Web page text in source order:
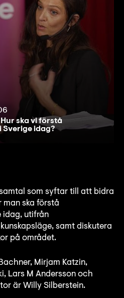
Lyssna
Lättläst
ska vi förstå
Sverige idag?
som syftar till att bidra
man ska förstå
idag, utifrån
samt diskutera
på området.
Mirjam Katzin,
Lars M Andersson och
är Willy Silberstein.